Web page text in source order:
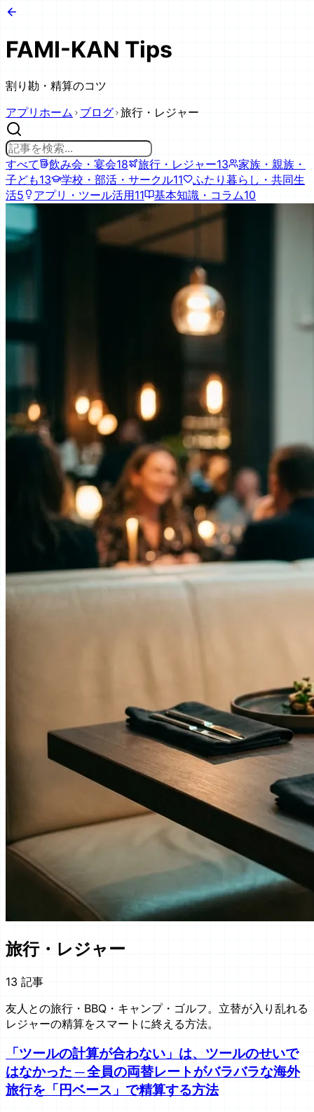
FAMI-KAN Tips
割り勘・精算のコツ
アプリホーム
ブログ 旅行・レジャー
すべて 飲み会・宴会18 旅行・レジャー13
家族・親族・
子ども13 学校・部活・サークル11
ふたり暮らし・共同生
活5 アプリ・ツール活用11 基本知識・コラム10
旅行・レジャー
13 記事
友人との旅行・BBQ・キャンプ・ゴルフ。立替が入り乱れる
レジャーの精算をスマートに終える方法。
「ツールの計算が合わない」は、ツールのせいで
はなかった ─ 全員の両替レートがバラバラな海外
旅行を「円ベース」で精算する方法